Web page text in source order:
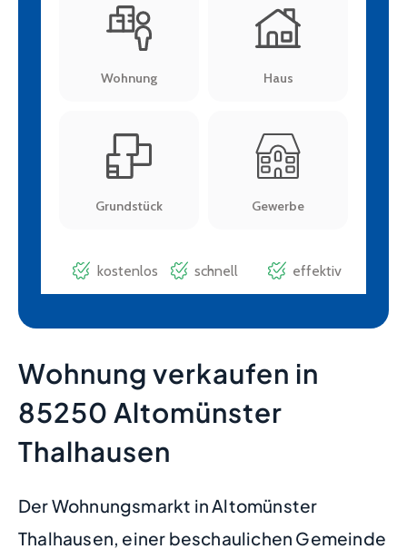
Wohnung verkaufen in
85250 Altomünster
Thalhausen
Der Wohnungsmarkt in Altomünster
Thalhausen, einer beschaulichen Gemeinde